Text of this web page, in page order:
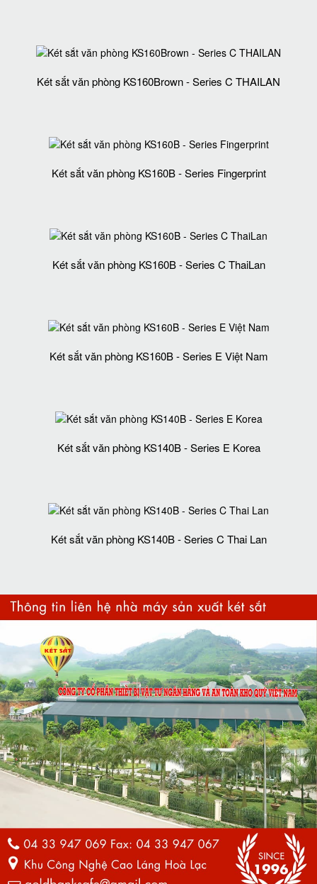
Két sắt văn phòng KS160Brown - Series C THAILAN
Két sắt văn phòng KS160B - Series Fingerprint
Két sắt văn phòng KS160B - Series C ThaiLan
Két sắt văn phòng KS160B - Series E Việt Nam
Két sắt văn phòng KS140B - Series E Korea
Két sắt văn phòng KS140B - Series C Thai Lan